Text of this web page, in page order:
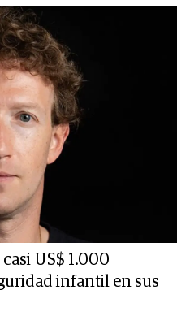
US$ 1.000
infantil en sus